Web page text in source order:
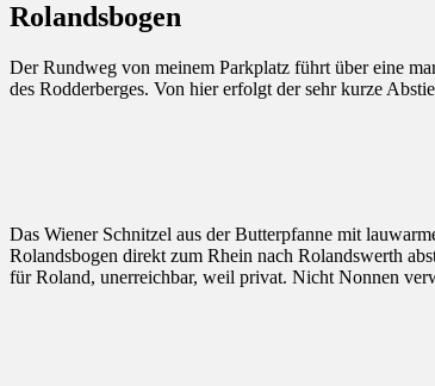
Rolandsbogen
Der Rundweg von meinem Parkplatz führt über eine
des Rodderberges. Von hier erfolgt der sehr kurze
Das Wiener Schnitzel aus der Butterpfanne mit
Rolandsbogen direkt zum Rhein nach Rolandswerth
für Roland, unerreichbar, weil privat. Nicht Nonnen